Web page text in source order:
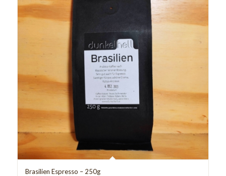
Brasilien Espresso – 250g